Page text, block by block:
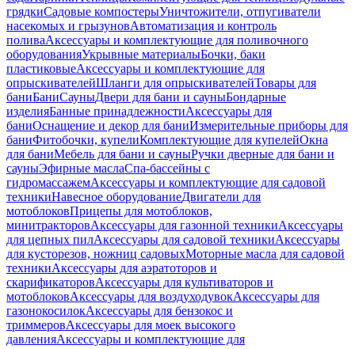
грядкиСадовые компостерыУничтожители, отпугиватели
насекомых и грызуновАвтоматизация и контроль
поливаАксессуары и комплектующие для поливочного
оборудованияУкрывные материалыБочки, баки
пластиковыеАксессуары и комплектующие для
опрыскивателейШланги для опрыскивателейТовары для
баниБаниСауныДвери для бани и сауныБондарные
изделияБанные принадлежностиАксессуары для
баниОснащение и декор для баниИзмерительные приборы для
баниФитобочки, купелиКомплектующие для купелейОкна
для баниМебель для бани и сауныРучки дверные для бани и
сауныЭфирные маслаСпа-бассейны с
гидромассажемАксессуары и комплектующие для садовой
техникиНавесное оборудованиеДвигатели для
мотоблоковПрицепы для мотоблоков,
минитракторовАксессуары для газонной техникиАксессуары
для цепных пилАксессуары для садовой техникиАксессуары
для кусторезов, ножниц садовыхМоторные масла для садовой
техникиАксессуары для аэратоторов и
скарификаторовАксессуары для культиваторов и
мотоблоковАксессуары для воздуходувокАксессуары для
газонокосилокАксессуары для бензокос и
триммеровАксессуары для моек высокого
давленияАксессуары и комплектующие для